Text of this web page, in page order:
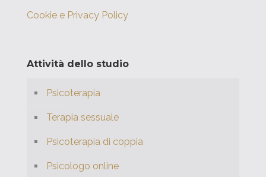
Cookie e Privacy Policy
Attività dello studio
Psicoterapia
Terapia sessuale
Psicoterapia di coppia
Psicologo online